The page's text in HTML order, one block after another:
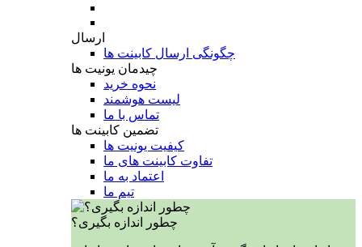
ارسال
چگونگی ارسال کابینت ها
چیدمان یونیت ها
نحوه خرید
لیست هوشمند
تماس با ما
تضمین کابینت ها
کیفیت یونیت ها
تفاوت کابینت های ما
اعتماد به ما
تیم ما
چطور اندازه بگیری؟